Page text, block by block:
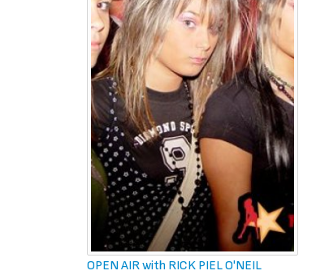
OPEN AIR with RICK PIEL O'NEIL